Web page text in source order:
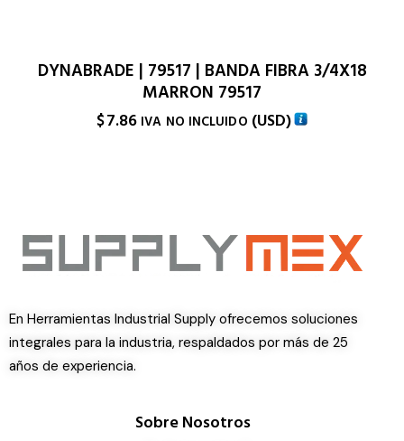
DYNABRADE | 79517 | BANDA FIBRA 3/4X18
MARRON 79517
$7.86 IVA NO INCLUIDO (USD)
En Herramientas Industrial Supply ofrecemos soluciones
integrales para la industria, respaldados por más de 25
años de experiencia.
Sobre Nosotros